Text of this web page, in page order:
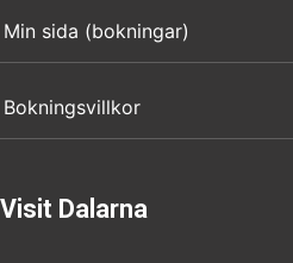
Min sida (bokningar)
Bokningsvillkor
Visit Dalarna